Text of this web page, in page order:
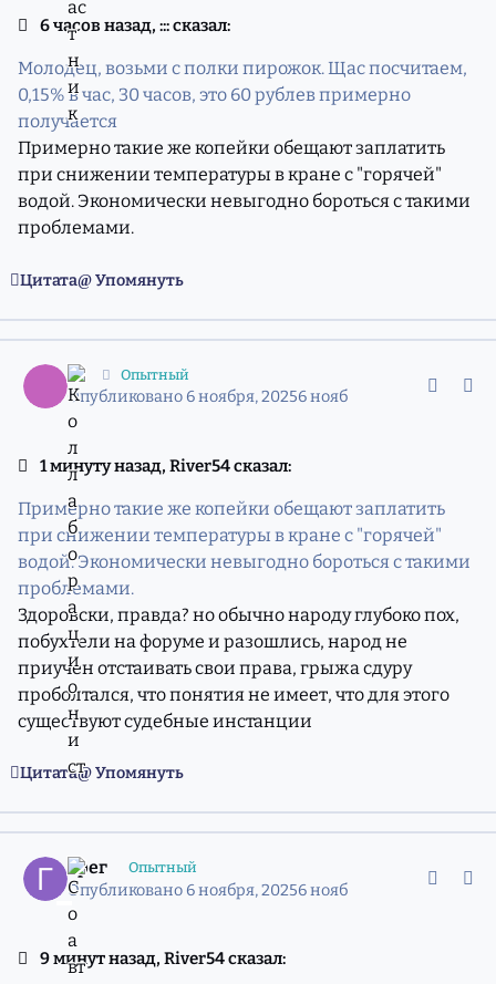
6 часов назад, ::: сказал:
Молодец, возьми с полки пирожок. Щас посчитаем,
0,15% в час, 30 часов, это 60 рублев примерно
получается
Примерно такие же копейки обещают заплатить
при снижении температуры в кране с "горячей"
водой. Экономически невыгодно бороться с такими
проблемами.
Цитата Упомянуть
::: Опытный
Опубликовано 6 ноября, 20256 нояб
1 минуту назад, River54 сказал:
Примерно такие же копейки обещают заплатить
при снижении температуры в кране с "горячей"
водой. Экономически невыгодно бороться с такими
проблемами.
Здоровски, правда? но обычно народу глубоко пох,
побухтели на форуме и разошлись, народ не
приучен отстаивать свои права, грыжа сдуру
проболтался, что понятия не имеет, что для этого
существуют судебные инстанции
Цитата Упомянуть
Грег Опытный
Опубликовано 6 ноября, 20256 нояб
9 минут назад, River54 сказал: